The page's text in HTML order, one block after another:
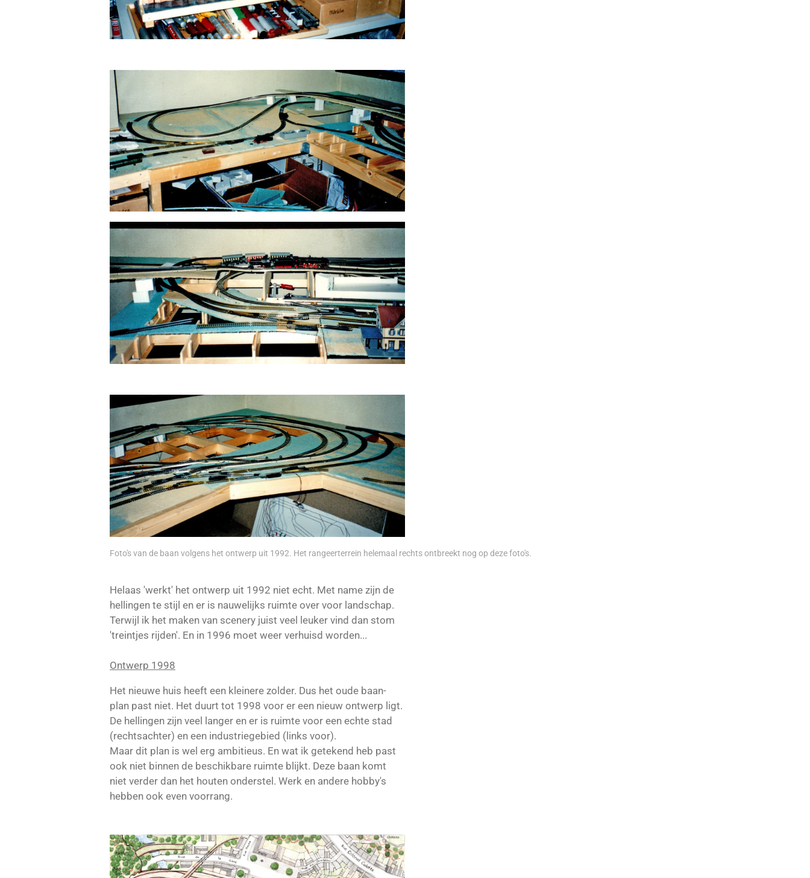
Foto's van de baan volgens het ontwerp uit 1992. Het rangeerterrein helemaal rechts ontbreekt nog op deze foto's.
Helaas 'werkt' het ontwerp uit 1992 niet echt. Met name zijn de
hellingen te stijl en er is nauwelijks ruimte over voor landschap.
Terwijl ik het maken van scenery juist veel leuker vind dan stom
'treintjes rijden'. En in 1996 moet weer verhuisd worden...
Ontwerp 1998
Het nieuwe huis heeft een kleinere zolder. Dus het oude baan-
plan past niet. Het duurt tot 1998 voor er een nieuw ontwerp ligt.
De hellingen zijn veel langer en er is ruimte voor een echte stad
(rechtsachter) en een industriegebied (links voor).
Maar dit plan is wel erg ambitieus. En wat ik getekend heb past
ook niet binnen de beschikbare ruimte blijkt. Deze baan komt
niet verder dan het houten onderstel. Werk en andere hobby's
hebben ook even voorrang.